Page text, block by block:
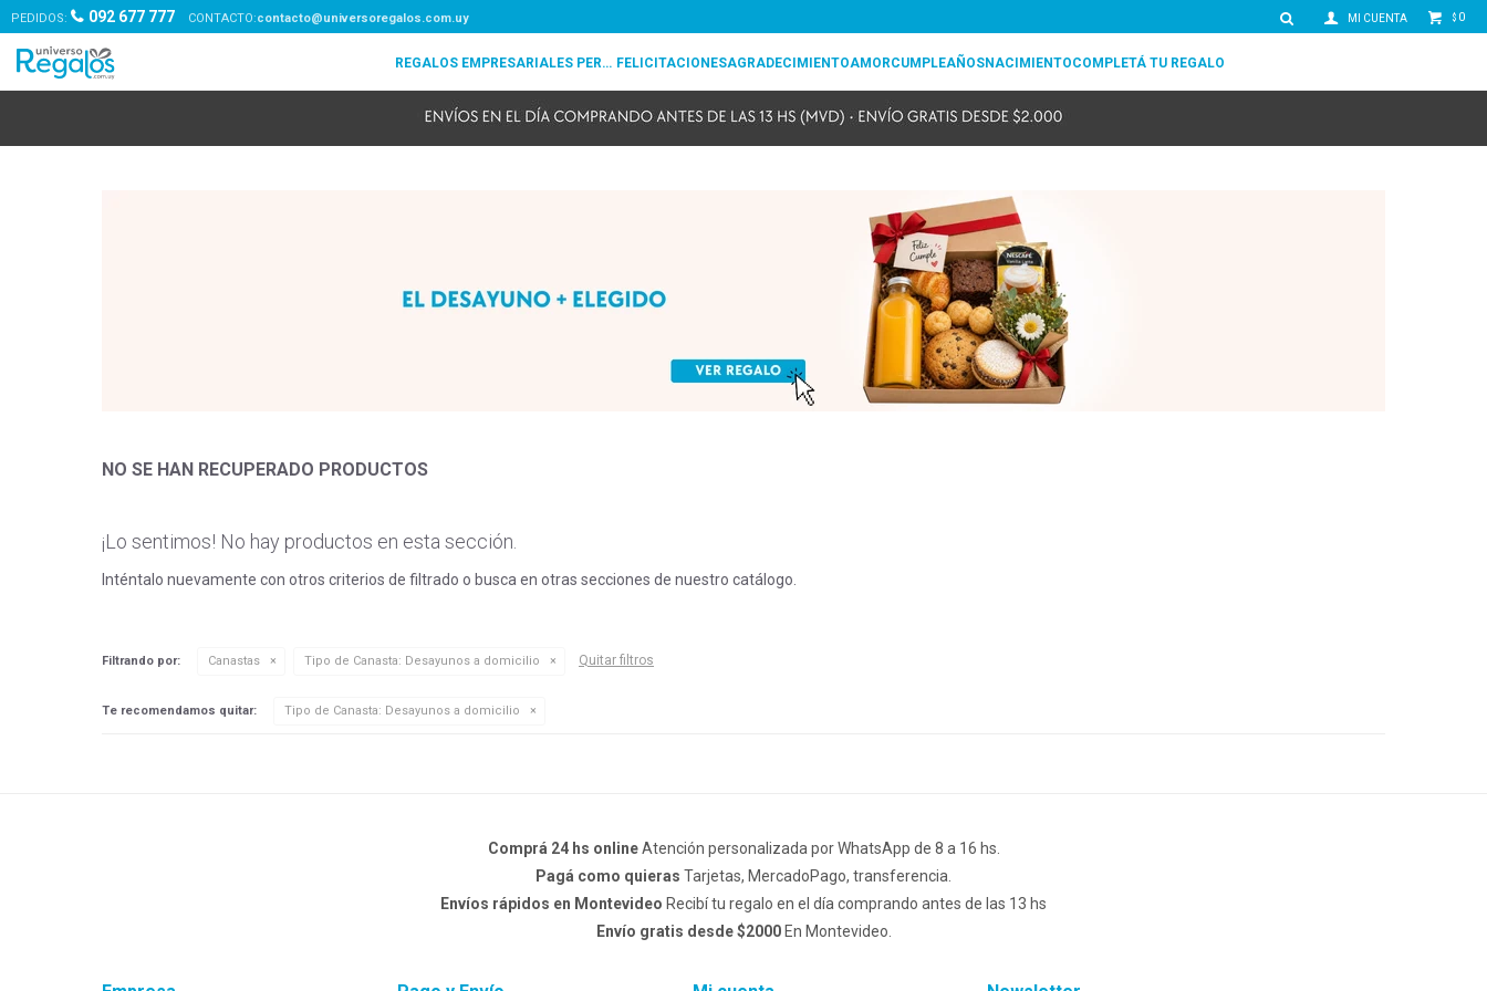
REGALOS EMPRESARIALES PERSONALIZADOS FELICITACIONESAGRADECIMIENTOAMORCUMPLEAÑOSNACIMIENTOCOMPLETÁ TU REGALO
$ 0
PEDIDOS: 092 677 777 contacto@universoregalos.com.uy
NO SE HAN RECUPERADO PRODUCTOS
¡Lo sentimos! No hay productos en esta sección.
Inténtalo nuevamente con otros criterios de filtrado o busca en otras secciones de nuestro catálogo.
Filtrando por: Canastas Tipo de Canasta: Desayunos a domicilio Quitar filtros
Te recomendamos quitar: Tipo de Canasta: Desayunos a domicilio
Comprá 24 hs onlineAtención personalizada por WhatsApp de 8 a 16 hs.
Pagá como quieras Tarjetas, MercadoPago, transferencia.
Envíos rápidos en Montevideo Recibí tu regalo en el día comprando antes de las 13 hs
Envío gratis desde $2000En Montevideo.